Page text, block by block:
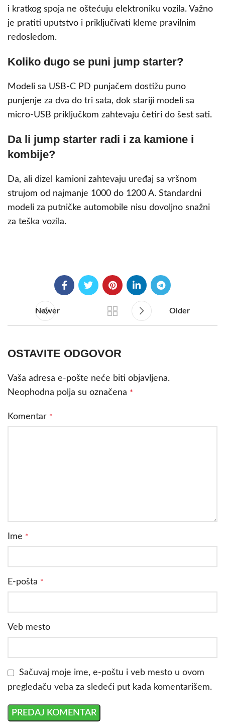
i kratkog spoja ne oštećuju elektroniku vozila. Važno
je pratiti uputstvo i priključivati kleme pravilnim
redosledom.
Koliko dugo se puni jump starter?
Modeli sa USB-C PD punjačem dostižu puno
punjenje za dva do tri sata, dok stariji modeli sa
micro-USB priključkom zahtevaju četiri do šest sati.
Da li jump starter radi i za kamione i
kombije?
Da, ali dizel kamioni zahtevaju uređaj sa vršnom
strujom od najmanje 1000 do 1200 A. Standardni
modeli za putničke automobile nisu dovoljno snažni
za teška vozila.
Newer Older
OSTAVITE ODGOVOR
Vaša adresa e-pošte neće biti objavljena.
Neophodna polja su označena *
Komentar *
Ime *
E-pošta *
Veb mesto
Sačuvaj moje ime, e-poštu i veb mesto u ovom
pregledaču veba za sledeći put kada komentarišem.